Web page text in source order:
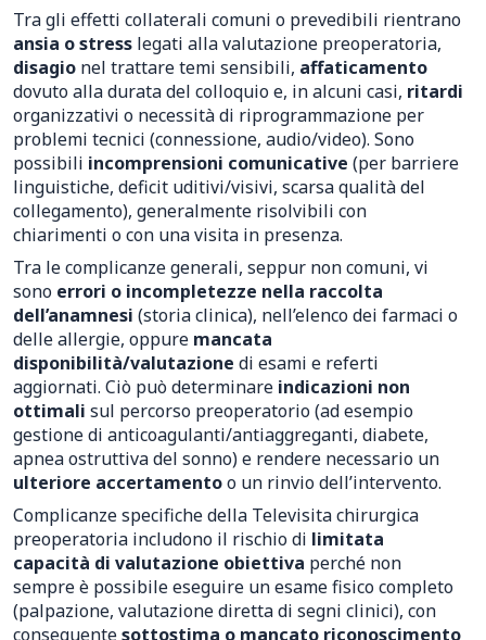
Tra gli effetti collaterali comuni o prevedibili rientrano
ansia o stress legati alla valutazione preoperatoria,
disagio nel trattare temi sensibili, affaticamento
dovuto alla durata del colloquio e, in alcuni casi, ritardi
organizzativi o necessità di riprogrammazione per
problemi tecnici (connessione, audio/video). Sono
possibili incomprensioni comunicative (per barriere
linguistiche, deficit uditivi/visivi, scarsa qualità del
collegamento), generalmente risolvibili con
chiarimenti o con una visita in presenza.
Tra le complicanze generali, seppur non comuni, vi
sono errori o incompletezze nella raccolta
dell’anamnesi (storia clinica), nell’elenco dei farmaci o
delle allergie, oppure mancata
disponibilità/valutazione di esami e referti
aggiornati. Ciò può determinare indicazioni non
ottimali sul percorso preoperatorio (ad esempio
gestione di anticoagulanti/antiaggreganti, diabete,
apnea ostruttiva del sonno) e rendere necessario un
ulteriore accertamentoo un rinvio dell’intervento.
Complicanze specifiche della Televisita chirurgica
preoperatoria includono il rischio di limitata
capacità di valutazione obiettiva perché non
sempre è possibile eseguire un esame fisico completo
(palpazione, valutazione diretta di segni clinici), con
conseguentesottostima o mancato riconoscimento